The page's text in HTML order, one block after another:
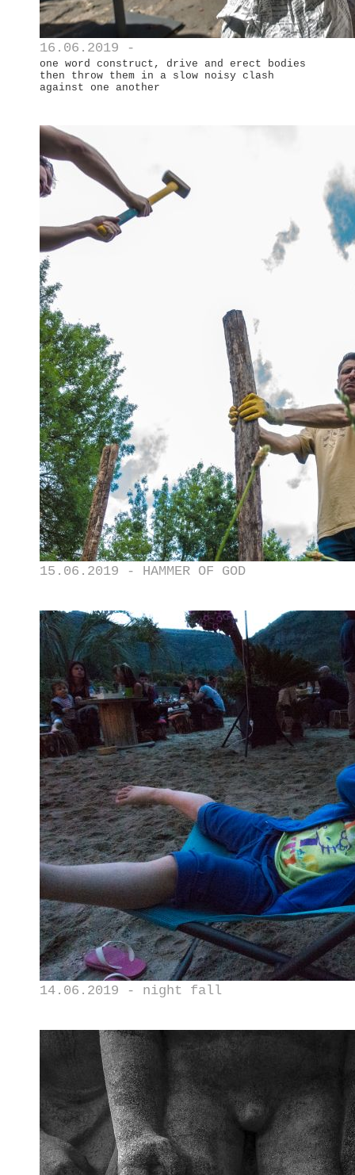
16.06.2019 -
one word construct, drive and erect bodies
then throw them in a slow noisy clash
against one another
15.06.2019 - HAMMER OF GOD
14.06.2019 - night fall